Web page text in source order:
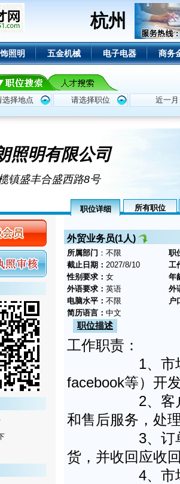
杭州
照明 五金机械 电子电器 商务
照明有限公司
镇盛丰合盛西路8号
职位详细 所有职位
外贸业务员(1人)
所属部门 ：不限
职
截止日期： 2027/8/10
工
性别要求： 女
年
外语要求： 英语
外
电脑水平： 不限
户
简历语言： 中文
职位描述
工作职责：
1、市场开发
facebook等）开
2、客户关系
和售后服务，处
3、订单跟踪
货，并收回应收
4、市场调研